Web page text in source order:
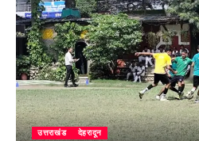
उत्तराखंड देहरादून